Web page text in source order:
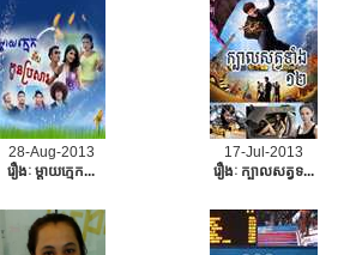
28-Aug-2013
រឿងៈ ម្ដាយក្មេក...
17-Jul-2013
រឿងៈ ក្បាលសត្វទ...